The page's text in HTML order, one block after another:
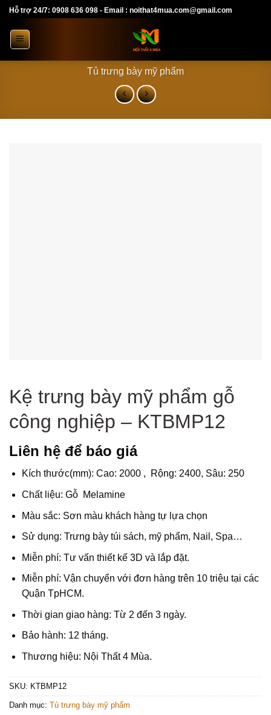
Skip
content
Hỗ trợ 24/7: 0908 636 098 - Email : noithat4mua.com@gmail.com
Tủ trưng bày mỹ phẩm
Kệ trưng bày mỹ phẩm gỗ
công nghiệp – KTBMP12
Liên hệ để báo giá
Kích thước(mm): Cao: 2000 , Rộng: 2400, Sâu: 250
Chất liệu: Gỗ Melamine
Màu sắc: Sơn màu khách hàng tự lựa chọn
Sử dụng: Trưng bày túi sách, mỹ phẩm, Nail, Spa…
Miễn phí: Tư vấn thiết kế 3D và lắp đặt.
Miễn phí: Vận chuyển với đơn hàng trên 10 triệu tại các
Quận TpHCM.
Thời gian giao hàng: Từ 2 đến 3 ngày.
Bảo hành: 12 tháng.
Thương hiệu: Nội Thất 4 Mùa.
SKU: KTBMP12
Danh mục: Tủ trưng bày mỹ phẩm